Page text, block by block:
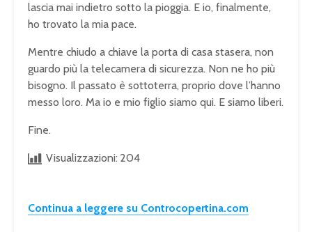
lascia mai indietro sotto la pioggia. E io, finalmente,
ho trovato la mia pace.
Mentre chiudo a chiave la porta di casa stasera, non
guardo più la telecamera di sicurezza. Non ne ho più
bisogno. Il passato è sottoterra, proprio dove l’hanno
messo loro. Ma io e mio figlio siamo qui. E siamo liberi.
Fine.
Visualizzazioni: 204
Continua a leggere su Controcopertina.com